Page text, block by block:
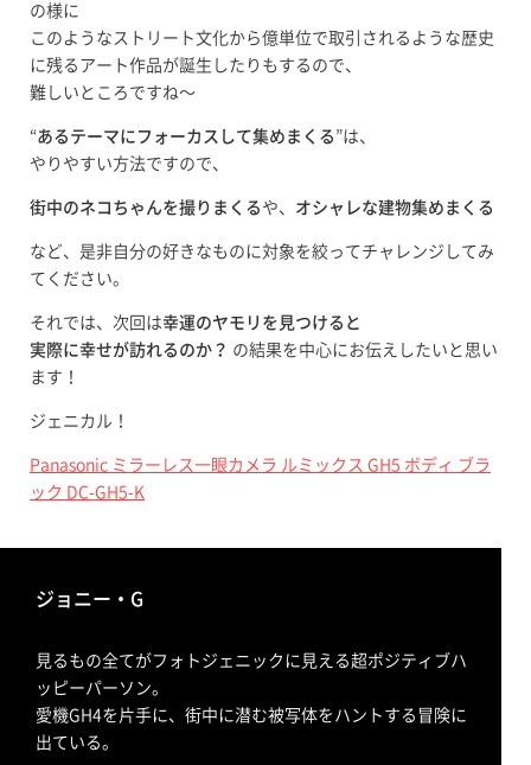
の様に
このようなストリート文化から億単位で取引されるような歴史
に残るアート作品が誕生したりもするので、
難しいところですね〜
“あるテーマにフォーカスして集めまくる ”は、
やりやすい方法ですので、
街中のネコちゃんを撮りまくる や、 オシャレな建物集めまくる
など、是非自分の好きなものに対象を絞ってチャレンジしてみ
てください。
それでは、次回は幸運のヤモリを見つけると
実際に幸せが訪れるのか？ の結果を中心にお伝えしたいと思い
ます！
ジェニカル！
Panasonic ミラーレス一眼カメラ ルミックス GH5 ボディ ブラ
ック DC-GH5-K
ジョニー・G
見るもの全てがフォトジェニックに見える超ポジティブハ
ッピーパーソン。
愛機GH4を片手に、街中に潜む被写体をハントする冒険に
出ている。